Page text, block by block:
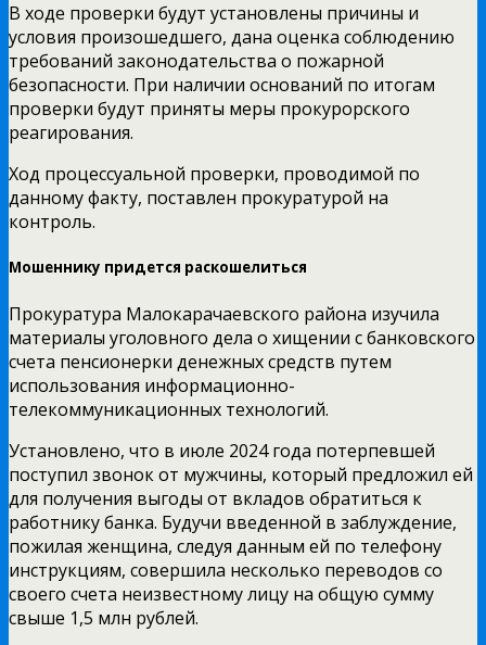
В ходе проверки будут установлены причины и
условия произошедшего, дана оценка соблюдению
требований законодательства о пожарной
безопасности. При наличии оснований по итогам
проверки будут приняты меры прокурорского
реагирования.
Ход процессуальной проверки, проводимой по
данному факту, поставлен прокуратурой на
контроль.
Мошеннику придется раскошелиться
Прокуратура Малокарачаевского района изучила
материалы уголовного дела о хищении с банковского
счета пенсионерки денежных средств путем
использования информационно-
телекоммуникационных технологий.
Установлено, что в июле 2024 года потерпевшей
поступил звонок от мужчины, который предложил ей
для получения выгоды от вкладов обратиться к
работнику банка. Будучи введенной в заблуждение,
пожилая женщина, следуя данным ей по телефону
инструкциям, совершила несколько переводов со
своего счета неизвестному лицу на общую сумму
свыше 1,5 млн рублей.